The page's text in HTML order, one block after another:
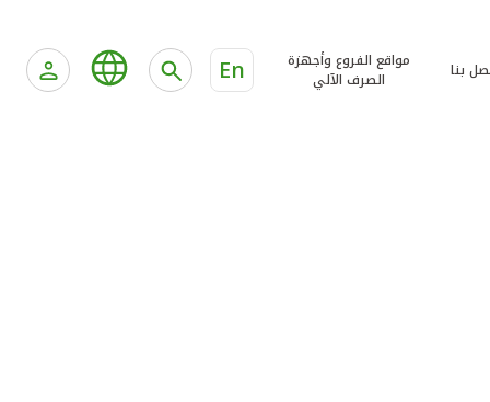
بنا
مواقع الفروع وأجهزة
الصرف الآلي
En